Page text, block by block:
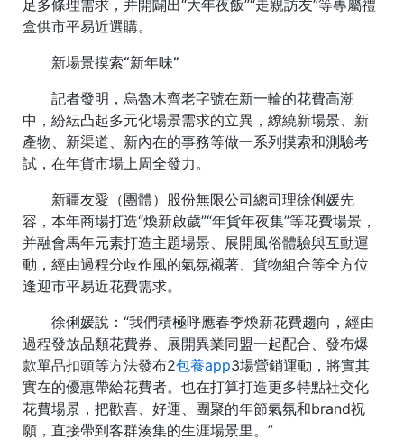
足多條理需求，并開闢出“大年夜飯”“走親訪友”等專屬禮
盒供市平易近選購。
新場景摸索“新年味”
記者發明，烏魯木齊老字號在新一輪的花費高潮
中，紛紜凸起多元化場景需求的立異，繚繞新場景、新
產物、新渠道、新內在的事務等做一系列摸索和測驗考
試，在年貨市場上周全發力。
新疆友愛（團體）股份無限公司總司理徐俐媛先
容，本年商場打造“煥新啟歲”“年貨年夜集”等花費場景，
并融會馬年元素打造主題場景、展開風俗體驗與互動運
動，經由過程分歧作風的氣氛襯著、貨物組合等全方位
逢迎市平易近花費需求。
徐俐媛說：“我們積極呼應春季煥新花費趨向，經由
過程發放品類花費券、展開異業同盟一起配合、發布爆
款單品扣頭等方法發布2包養app3場營銷運動，將實其
實在的優惠帶給花費者。也在打算打造更多特點社交化
花費場景，把歡喜、好運、團聚的年節氣氛和brand祝
願，直接帶到客群湊集的生涯場景里。”